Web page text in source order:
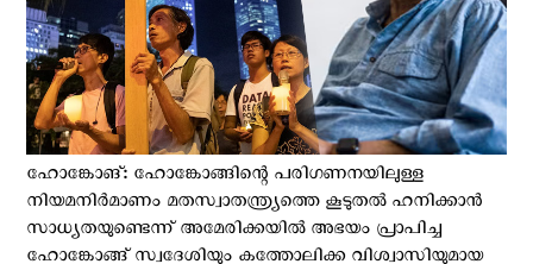
ഹോങ്കോങ്: ഹോങ്കോങ്ങിന്റെ പരിഗണനയിലുള്ള
നിയമനിർമാണം മതസ്വാതന്ത്ര്യത്തെ കൂടുതൽ ഹനിക്കാൻ
സാധ്യതയുണ്ടെന്ന് അമേരിക്കയിൽ അഭയം പ്രാപിച്ച